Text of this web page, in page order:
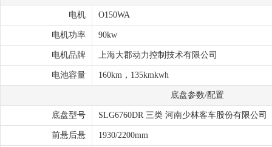
电机 O150WA
电机功率 90kw
电机品牌 上海大郡动力控制技术有限公司
电池容量 160km，135kmkwh
底盘参数/配置
底盘型号 SLG6760DR 三类 河南少林客车股份有限公司
前悬后悬 1930/2200mm